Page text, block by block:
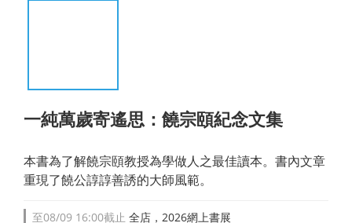
一純萬歲寄遙思：饒宗頤紀念文集
本書為了解饒宗頤教授為學做人之最佳讀本。書內文章
重現了饒公諄諄善誘的大師風範。
至08/09 16:00截止 全店，2026網上書展